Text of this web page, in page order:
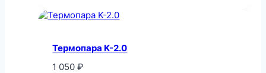
Термопара K-2.0
1 050₽